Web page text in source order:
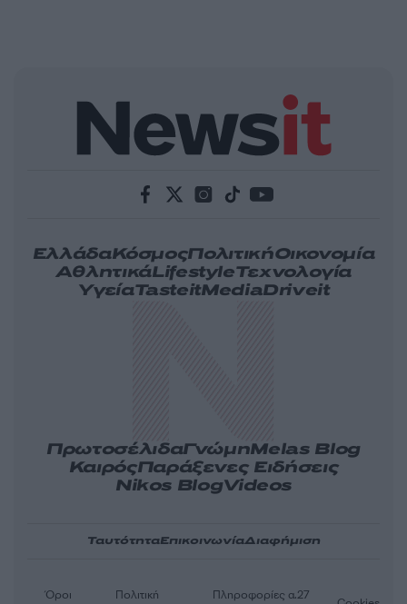
ΕλλάδαΚόσμοςΠολιτικήΟικονομία
ΑθλητικάLifestyleΤεχνολογία
ΥγείαTasteitMediaDriveit
ΠρωτοσέλιδαΓνώμηMelas Blog
ΚαιρόςΠαράξενες Ειδήσεις
Nikos BlogVideos
ΤαυτότηταΕπικοινωνίαΔιαφήμιση
Όροι
Πολιτική
Πληροφορίες α.27